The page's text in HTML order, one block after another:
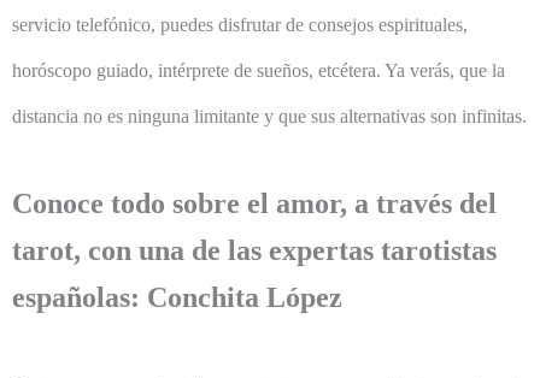
servicio telefónico, puedes disfrutar de consejos espirituales,
horóscopo guiado, intérprete de sueños, etcétera. Ya verás, que la
distancia no es ninguna limitante y que sus alternativas son infinitas.
Conoce todo sobre el amor, a través del
tarot, con una de las expertas tarotistas
españolas: Conchita López